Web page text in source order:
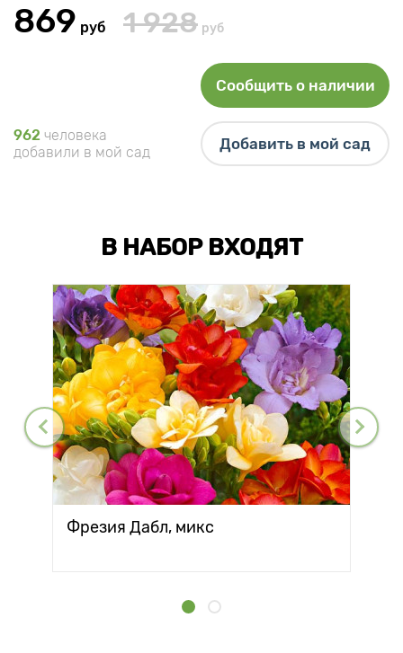
869 руб 1 928 руб
Сообщить о наличии
962 человека
добавили в мой сад
Добавить в мой сад
В НАБОР ВХОДЯТ
Фрезия Дабл, микс